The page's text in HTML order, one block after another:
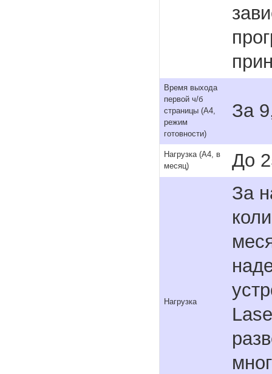
Время выхода
первой ч/б
страницы (A4,
режим
готовности)
За
Нагрузка (А4, в
месяц)
До
Нагрузка
За